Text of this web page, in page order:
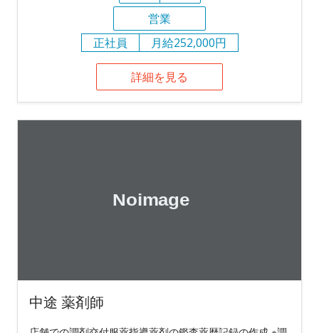
営業
正社員
月給252,000円
詳細を見る
中途 薬剤師